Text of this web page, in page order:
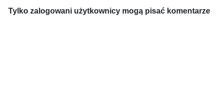
Tylko zalogowani użytkownicy mogą pisać komentarze